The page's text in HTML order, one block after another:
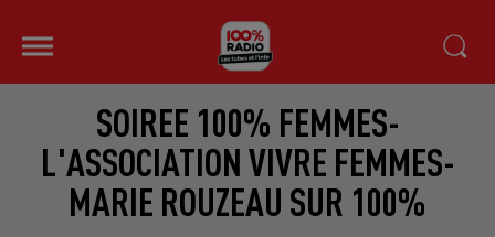
SOIREE 100% FEMMES-
L'ASSOCIATION VIVRE FEMMES-
MARIE ROUZEAU SUR 100%